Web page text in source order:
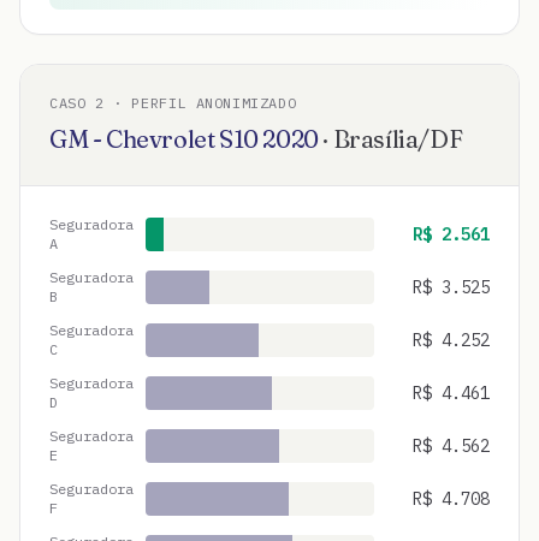
CASO 2 · PERFIL ANONIMIZADO
GM - ChevroletS102020· Brasília/DF
Seguradora
A
R$ 2.561
Seguradora
B
R$ 3.525
Seguradora
C
R$ 4.252
Seguradora
D
R$ 4.461
Seguradora
E
R$ 4.562
Seguradora
F
R$ 4.708